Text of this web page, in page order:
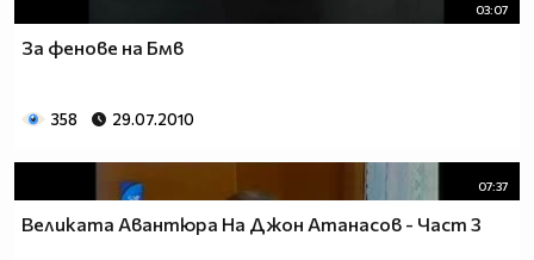
03:07
За фенове на Бмв
358 29.07.2010
07:37
Великата Авантюра На Джон Атанасов - Част 3